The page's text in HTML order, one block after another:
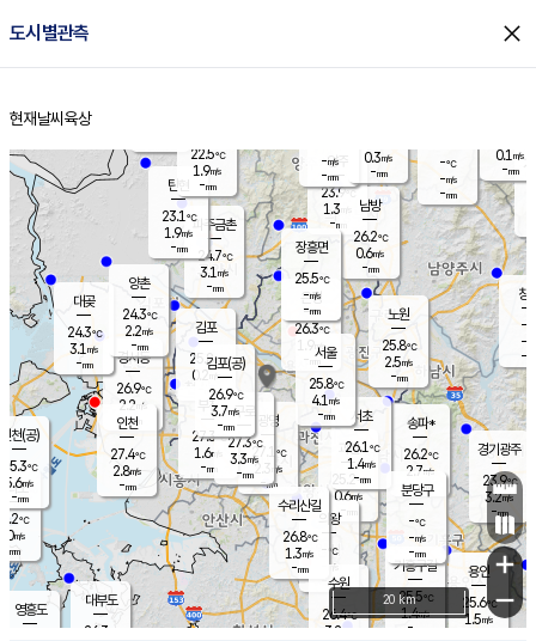
도시별관측 close
홈
현재날씨 육상
의도
℃
m/s
mm
영흥도
양주
23.9℃
1.3
-mm
과천
25.2℃
0.6m/s
- mm
용인
25.6℃
1.5m/s
경기광주
23.9℃
3.2m/s
-mm
대부도
26.3
경서동
26.9℃
2.2 m/s
-mm
파주금촌
24.7℃
3.1 m/s
-mm
-℃
-m/s
-mm
대곶
24.3℃
3.1 m/s
-mm
창
-
-m/
-
탄현
23.1℃
1.9m/s
-mm
0.1 m/s
-mm
의왕
- ℃
m/s
mm
김포
25.8℃
0.2 m/s
mm
광명
27.1
℃
2.3 m/s
-mm
부천
27.3℃
1.6m/s
-mm
양촌
24.3℃
2.2m/s
-mm
구로
27.3℃
3.3m/s
-mm
은평
26.3℃
1.9 m/s
- mm
노원
25.8℃
2.5m/s
-mm
송파*
26.2℃
2.7m/s
-mm
서초
26.1℃
1.4m/s
-mm
남방
26.2℃
0.6m/s
-mm
기흥구갈
25.5℃
1.4m/s
-
수리산길
26.8℃
1.3m/s
-mm
분당구
-℃
-m/s
-mm
장흥면
25.5℃
-m/s
-mm
-m/s
-mm
인천(공)
25.3℃
5.6m/s
-mm
김포(공)
26.9℃
3.7m/s
-mm
수원
26.4℃
3.2 m/s
인천
27.4℃
2.8m/s
-mm
서울
25.8℃
4.1 m/s
-mm
22.5℃
1.9m/s
-mm
0.3m/s
-mm
+
−
20 km